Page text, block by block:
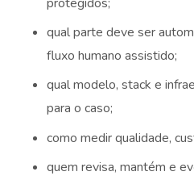
qual parte deve ser
fluxo humano assistido;
qual modelo, stack e
para o caso;
como medir qualidade,
quem revisa, mantém e